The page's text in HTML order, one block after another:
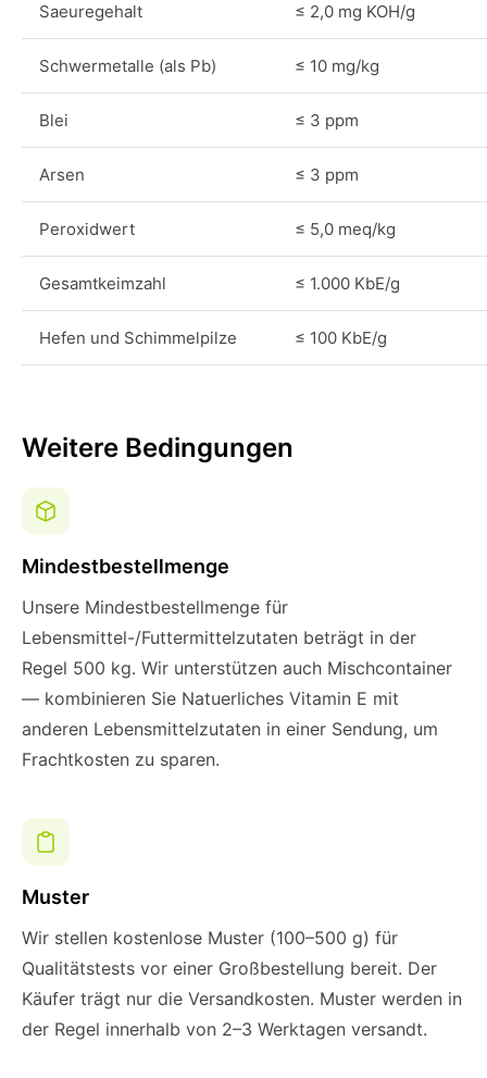
Saeuregehalt ≤ 2,0 mg KOH/g
Schwermetalle (als Pb) ≤ 10 mg/kg
Blei ≤ 3 ppm
Arsen ≤ 3 ppm
Peroxidwert ≤ 5,0 meq/kg
Gesamtkeimzahl ≤ 1.000 KbE/g
Hefen und Schimmelpilze ≤ 100 KbE/g
Weitere Bedingungen
Mindestbestellmenge
Unsere Mindestbestellmenge für
Lebensmittel-/Futtermittelzutaten beträgt in der
Regel 500 kg. Wir unterstützen auch Mischcontainer
— kombinieren Sie Natuerliches Vitamin E mit
anderen Lebensmittelzutaten in einer Sendung, um
Frachtkosten zu sparen.
Muster
Wir stellen kostenlose Muster (100–500 g) für
Qualitätstests vor einer Großbestellung bereit. Der
Käufer trägt nur die Versandkosten. Muster werden in
der Regel innerhalb von 2–3 Werktagen versandt.